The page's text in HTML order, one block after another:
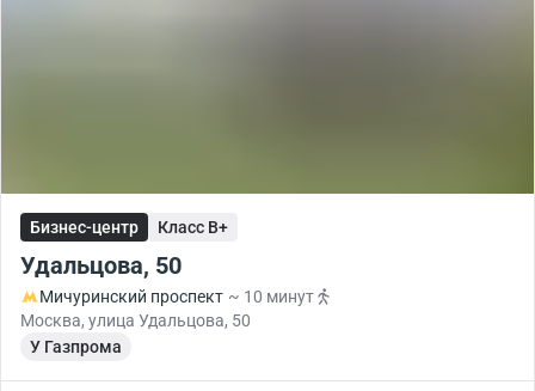
Бизнес-центр Класс B+
Удальцова, 50
Мичуринский проспект ~ 10 минут
Москва, улица Удальцова, 50
У Газпрома